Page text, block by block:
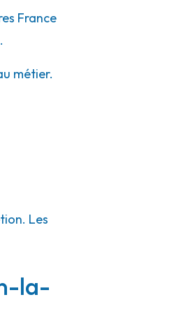
France
métier.
Les
la-